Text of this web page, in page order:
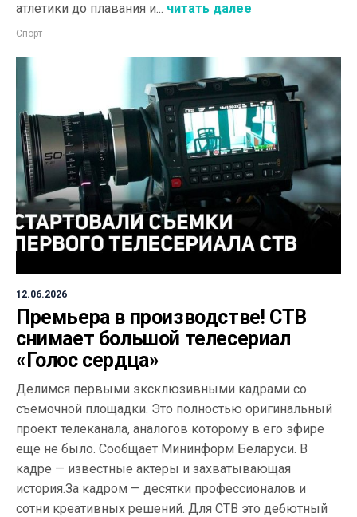
атлетики до плавания и... читать далее
Спорт
12.06.2026
Премьера в производстве! СТВ
снимает большой телесериал
«Голос сердца»
Делимся первыми эксклюзивными кадрами со
съемочной площадки. Это полностью оригинальный
проект телеканала, аналогов которому в его эфире
еще не было. Сообщает Мининформ Беларуси. В
кадре — известные актеры и захватывающая
история.За кадром — десятки профессионалов и
сотни креативных решений. Для СТВ это дебютный